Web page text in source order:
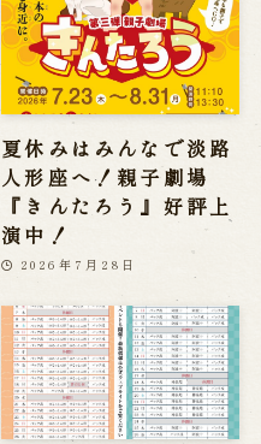
夏休みはみんなで淡路
人形座へ！親子劇場
『きんたろう』好評上
演中！
2026年7月28日